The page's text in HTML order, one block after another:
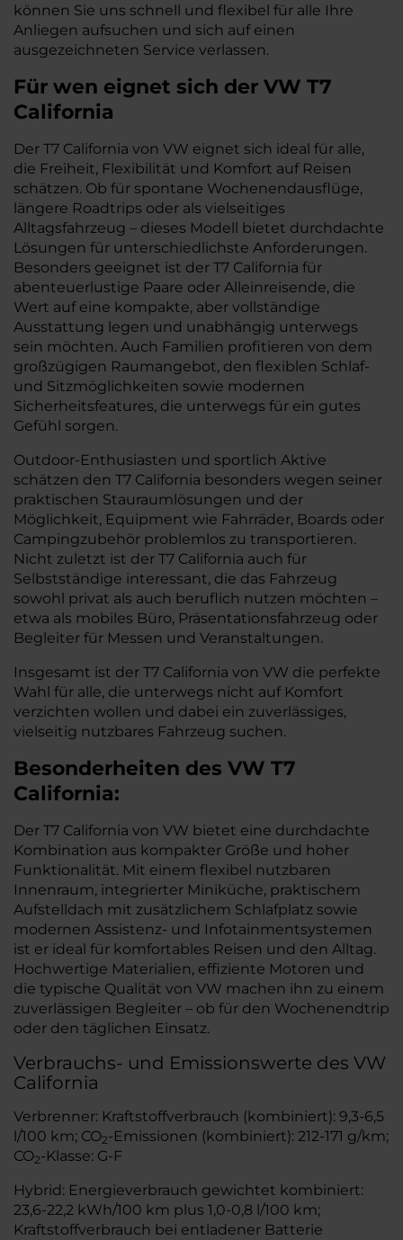
können Sie uns schnell und flexibel für alle Ihre
Anliegen aufsuchen und sich auf einen
ausgezeichneten Service verlassen.
Für wen eignet sich der VW T7
California
Der T7 California von VW eignet sich ideal für alle,
die Freiheit, Flexibilität und Komfort auf Reisen
schätzen. Ob für spontane Wochenendausflüge,
längere Roadtrips oder als vielseitiges
Alltagsfahrzeug – dieses Modell bietet durchdachte
Lösungen für unterschiedlichste Anforderungen.
Besonders geeignet ist der T7 California für
abenteuerlustige Paare oder Alleinreisende, die
Wert auf eine kompakte, aber vollständige
Ausstattung legen und unabhängig unterwegs
sein möchten. Auch Familien profitieren von dem
großzügigen Raumangebot, den flexiblen Schlaf-
und Sitzmöglichkeiten sowie modernen
Sicherheitsfeatures, die unterwegs für ein gutes
Gefühl sorgen.
Outdoor-Enthusiasten und sportlich Aktive
schätzen den T7 California besonders wegen seiner
praktischen Stauraumlösungen und der
Möglichkeit, Equipment wie Fahrräder, Boards oder
Campingzubehör problemlos zu transportieren.
Nicht zuletzt ist der T7 California auch für
Selbstständige interessant, die das Fahrzeug
sowohl privat als auch beruflich nutzen möchten –
etwa als mobiles Büro, Präsentationsfahrzeug oder
Begleiter für Messen und Veranstaltungen.
Insgesamt ist der T7 California von VW die perfekte
Wahl für alle, die unterwegs nicht auf Komfort
verzichten wollen und dabei ein zuverlässiges,
vielseitig nutzbares Fahrzeug suchen.
Besonderheiten des VW T7
California:
Der T7 California von VW bietet eine durchdachte
Kombination aus kompakter Größe und hoher
Funktionalität. Mit einem flexibel nutzbaren
Innenraum, integrierter Miniküche, praktischem
Aufstelldach mit zusätzlichem Schlafplatz sowie
modernen Assistenz- und Infotainmentsystemen
ist er ideal für komfortables Reisen und den Alltag.
Hochwertige Materialien, effiziente Motoren und
die typische Qualität von VW machen ihn zu einem
zuverlässigen Begleiter – ob für den Wochenendtrip
oder den täglichen Einsatz.
Verbrauchs- und Emissionswerte des VW
California
Verbrenner: Kraftstoffverbrauch (kombiniert): 9,3-6,5
l/100 km; CO2-Emissionen (kombiniert): 212-171 g/km;
CO2-Klasse: G-F
Hybrid: Energieverbrauch gewichtet kombiniert:
23,6-22,2 kWh/100 km plus 1,0-0,8 l/100 km;
Kraftstoffverbrauch bei entladener Batterie